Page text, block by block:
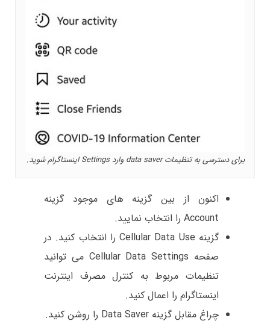
برای دسترسی به تنظیمات data saver وارد Settings اینستاگرام شوید.
اکنون از بین گزینه های موجود گزینه
Account را انتخاب نمایید.
گزینه Cellular Data Use را انتخاب کنید. در
صفحه Cellular Data Settings می توانید
تنظیمات مربوط به کنترل مصرف اینترنت
اینستاگرام را اعمال کنید.
چراغ مقابل گزینه Data Saver را روشن کنید.